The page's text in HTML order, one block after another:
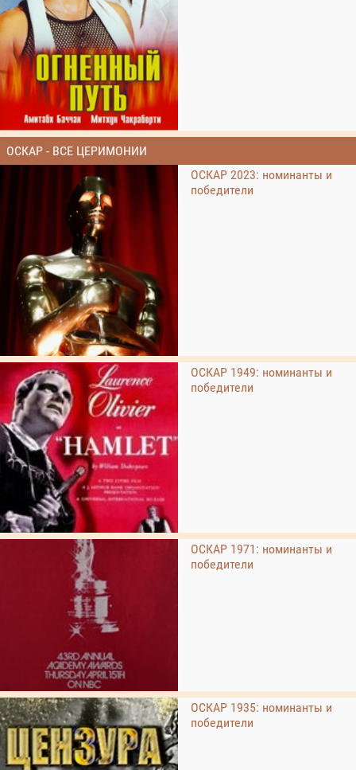
ОСКАР - ВСЕ ЦЕРИМОНИИ
ОСКАР 2023: номинанты и
победители
ОСКАР 1949: номинанты и
победители
ОСКАР 1971: номинанты и
победители
ОСКАР 1935: номинанты и
победители